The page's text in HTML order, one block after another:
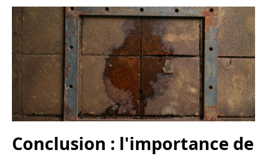
Conclusion : l'importance de